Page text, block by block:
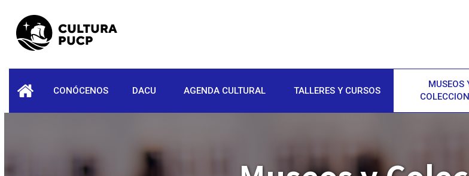
CONÓCENOS DACU AGENDA CULTURAL TALLERES Y CURSOS
MUSEOS